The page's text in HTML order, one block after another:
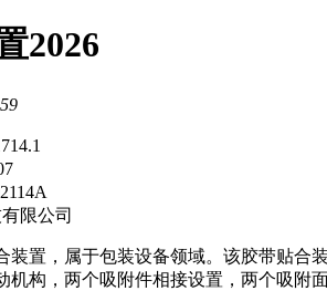
2026
限公司
装置，属于包装设备领域。该胶带贴
机构，两个吸附件相接设置，两个吸